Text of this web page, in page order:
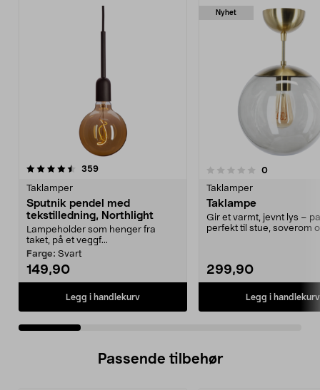
359anmeldelser
Taklamper
Sputnik pendel med
tekstilledning, Northlight
Lampeholder som henger fra
taket, på et veggf...
Farge: Svart
149,90
Legg i handlekurv
Nyhet
0.0 av 5 stjerner 0anmeldelser
Taklamper
Taklampe
Gir et varmt, jevnt lys –
perfekt til stue, soverom
299,90
Legg i handlekurv
4.5 av 5 stjerner
Passende tilbehør